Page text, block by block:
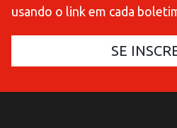
usando o link em cada